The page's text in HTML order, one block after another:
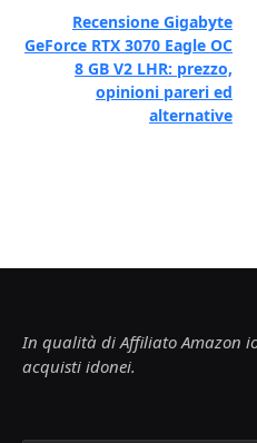
Recensione Gigabyte
GeForce RTX 3070 Eagle OC
8 GB V2 LHR: prezzo,
opinioni pareri ed
alternative
In qualità di Affiliato Amazon
acquisti idonei.